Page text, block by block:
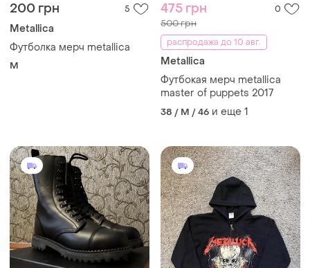
200 грн 5
Metallica
Футболка мерч metallica
M
475 грн 0
500 грн
распродажа до 10 авг.
Metallica
Футбокая мерч metallica
master of puppets 2017
38 / M / 46 и еще 1